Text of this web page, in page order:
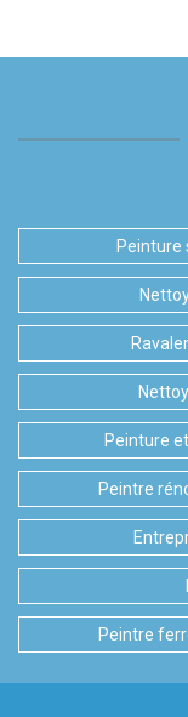
Peinture
Peinture
Peintre
Peintre